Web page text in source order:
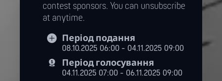
contest sponsors. You can unsubscribe
at anytime.
Період подання
08.10.2025 06:00 - 04.11.2025 09:00
Період голосування
04.11.2025 07:00 - 06.11.2025 09:00